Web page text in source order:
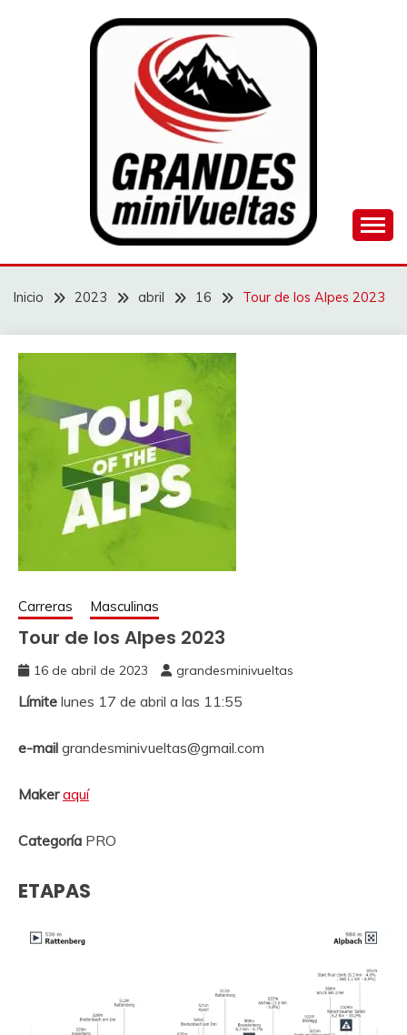
GRANDES
MINIVUELTAS
Inicio 2023 abril 16 Tour de los Alpes 2023
Carreras Masculinas
Tour de los Alpes 2023
16 de abril de 2023 grandesminivueltas
Límite lunes 17 de abril a las 11:55
e-mail grandesminivueltas@gmail.com
Makeraquí
Categoría PRO
ETAPAS